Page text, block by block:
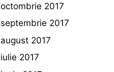
octombrie 2017
septembrie 2017
august 2017
iulie 2017